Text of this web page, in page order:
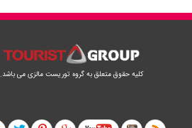
کلیه حقوق متعلق به گروه توریست مالزی می باشد.